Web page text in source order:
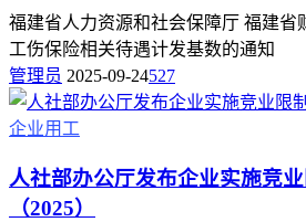
福建省人力资源和社会保障厅 福建省
工伤保险相关待遇计发基数的通知
管理员 2025-09-24527
企业用工
人社部办公厅发布企业实施竞业
（2025）